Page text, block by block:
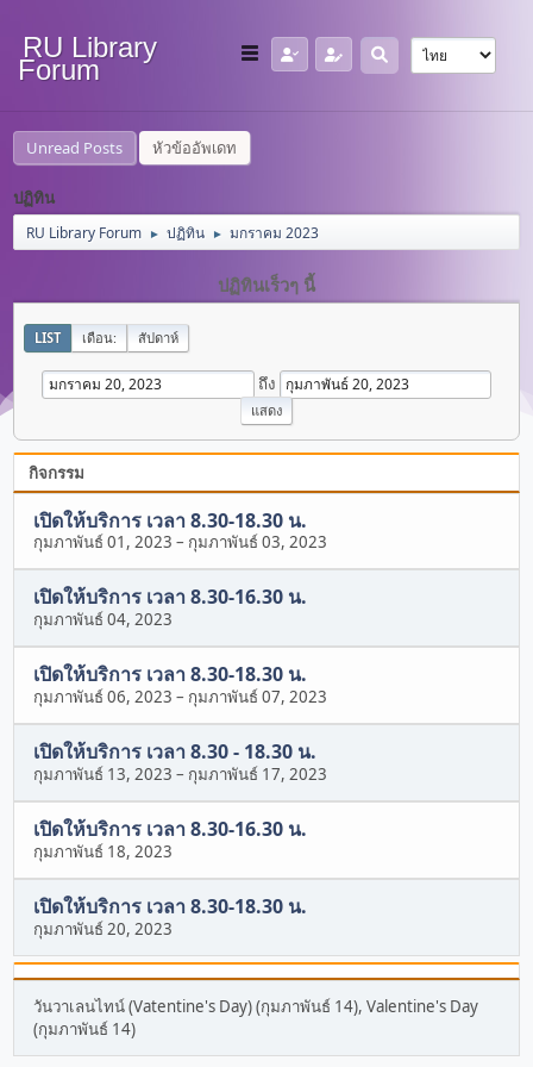
RU Library
Forum
Unread Posts หัวข้ออัพเดท
ปฏิทิน
RU Library Forum ► ปฏิทิน ► มกราคม 2023
ปฏิทินเร็วๆ นี้
LIST เดือน: สัปดาห์
ถึง
กิจกรรม
เปิดให้บริการ เวลา 8.30-18.30 น.
กุมภาพันธ์ 01, 2023 – กุมภาพันธ์ 03, 2023
เปิดให้บริการ เวลา 8.30-16.30 น.
กุมภาพันธ์ 04, 2023
เปิดให้บริการ เวลา 8.30-18.30 น.
กุมภาพันธ์ 06, 2023 – กุมภาพันธ์ 07, 2023
เปิดให้บริการ เวลา 8.30 - 18.30 น.
กุมภาพันธ์ 13, 2023 – กุมภาพันธ์ 17, 2023
เปิดให้บริการ เวลา 8.30-16.30 น.
กุมภาพันธ์ 18, 2023
เปิดให้บริการ เวลา 8.30-18.30 น.
กุมภาพันธ์ 20, 2023
วันวาเลนไทน์ (Vatentine's Day) (กุมภาพันธ์ 14), Valentine's Day
(กุมภาพันธ์ 14)